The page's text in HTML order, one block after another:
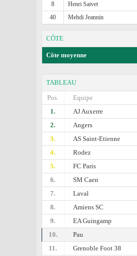
8
Henri Saivet
40
Mehdi Jeannin
CÔTE
Côte moyenne
TABLEAU
Pos.
Equipe
1.
AJ Auxerre
2.
Angers
3.
AS Saint-Etienne
4.
Rodez
5.
FC Paris
6.
SM Caen
7.
Laval
8.
Amiens SC
9.
EA Guingamp
10.
Pau
11.
Grenoble Foot 38